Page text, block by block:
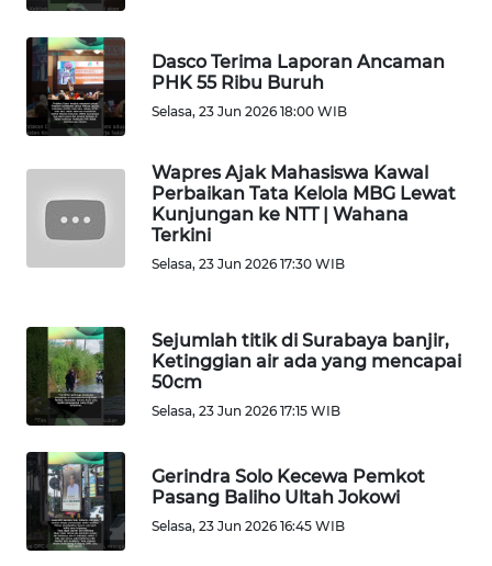
Dasco Terima Laporan Ancaman
PHK 55 Ribu Buruh
Selasa, 23 Jun 2026 18:00 WIB
Wapres Ajak Mahasiswa Kawal
Perbaikan Tata Kelola MBG Lewat
Kunjungan ke NTT | Wahana
Terkini
Selasa, 23 Jun 2026 17:30 WIB
Sejumlah titik di Surabaya banjir,
Ketinggian air ada yang mencapai
50cm
Selasa, 23 Jun 2026 17:15 WIB
Gerindra Solo Kecewa Pemkot
Pasang Baliho Ultah Jokowi
Selasa, 23 Jun 2026 16:45 WIB
BEKASI
WN
BOGOR
DEPOK
WN
UTARA
WN
SAMOSIR
WN
LAWAS
WN
SUMEDANG